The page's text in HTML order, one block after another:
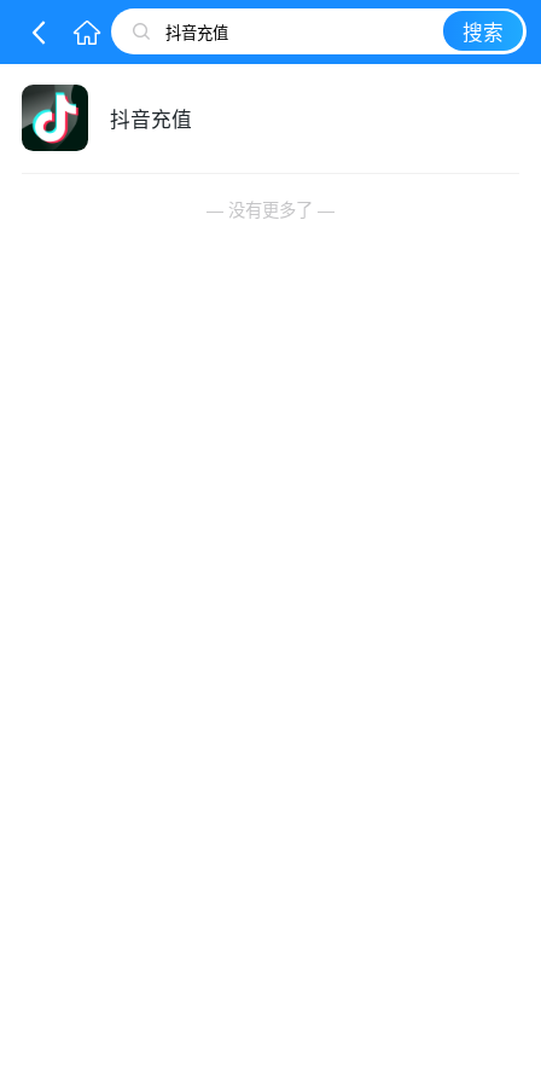
搜索
抖音充值
— 没有更多了 —